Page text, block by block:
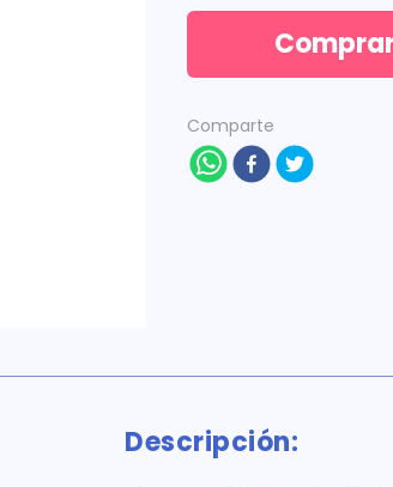
Comparte
Descripción: